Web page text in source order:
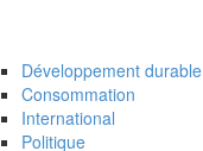
Développement durable
Consommation
International
Politique